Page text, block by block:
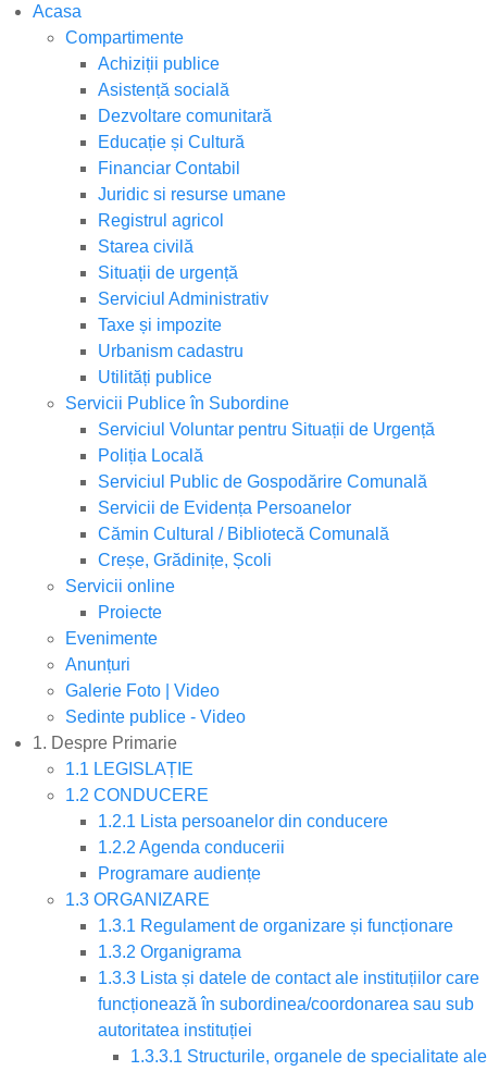
Acasa
Compartimente
Achiziții publice
Asistență socială
Dezvoltare comunitară
Educație și Cultură
Financiar Contabil
Juridic si resurse umane
Registrul agricol
Starea civilă
Situații de urgență
Serviciul Administrativ
Taxe și impozite
Urbanism cadastru
Utilități publice
Servicii Publice în Subordine
Serviciul Voluntar pentru Situații de Urgență
Poliția Locală
Serviciul Public de Gospodărire Comunală
Servicii de Evidența Persoanelor
Cămin Cultural / Bibliotecă Comunală
Creșe, Grădinițe, Școli
Servicii online
Proiecte
Evenimente
Anunțuri
Galerie Foto | Video
Sedinte publice - Video
1. Despre Primarie
1.1 LEGISLAȚIE
1.2 CONDUCERE
1.2.1 Lista persoanelor din conducere
1.2.2 Agenda conducerii
Programare audiențe
1.3 ORGANIZARE
1.3.1 Regulament de organizare și funcționare
1.3.2 Organigrama
1.3.3 Lista și datele de contact ale instituțiilor care
funcționează în subordinea/coordonarea sau sub
autoritatea instituției
1.3.3.1 Structurile, organele de specialitate ale